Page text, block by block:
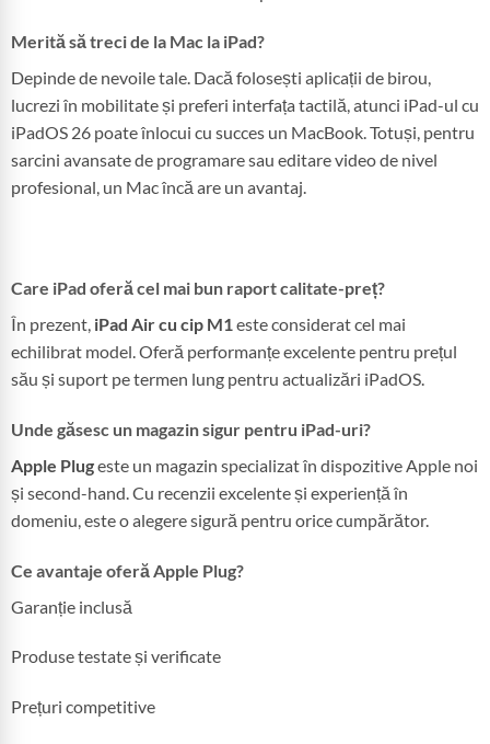
Merită să treci de la Mac la iPad?
Depinde de nevoile tale. Dacă folosești aplicații de birou,
lucrezi în mobilitate și preferi interfața tactilă, atunci iPad-ul cu
iPadOS 26 poate înlocui cu succes un MacBook. Totuși, pentru
sarcini avansate de programare sau editare video de nivel
profesional, un Mac încă are un avantaj.
Care iPad oferă cel mai bun raport calitate-preț?
În prezent, iPad Air cu cip M1este considerat cel mai
echilibrat model. Oferă performanțe excelente pentru prețul
său și suport pe termen lung pentru actualizări iPadOS.
Unde găsesc un magazin sigur pentru iPad-uri?
Apple Plugeste un magazin specializat în dispozitive Apple noi
și second-hand. Cu recenzii excelente și experiență în
domeniu, este o alegere sigură pentru orice cumpărător.
Ce avantaje oferă Apple Plug?
Garanție inclusă
Produse testate și verificate
Prețuri competitive